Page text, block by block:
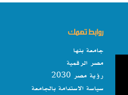
روابط تهمك
جامعة بنها
مصر الرقمية
رؤية مصر 2030
سياسة الاستدامة بالجامعة